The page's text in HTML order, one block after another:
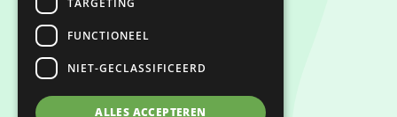
FUNCTIONEEL
NIET-GECLASSIFICEERD
ALLES ACCEPTEREN